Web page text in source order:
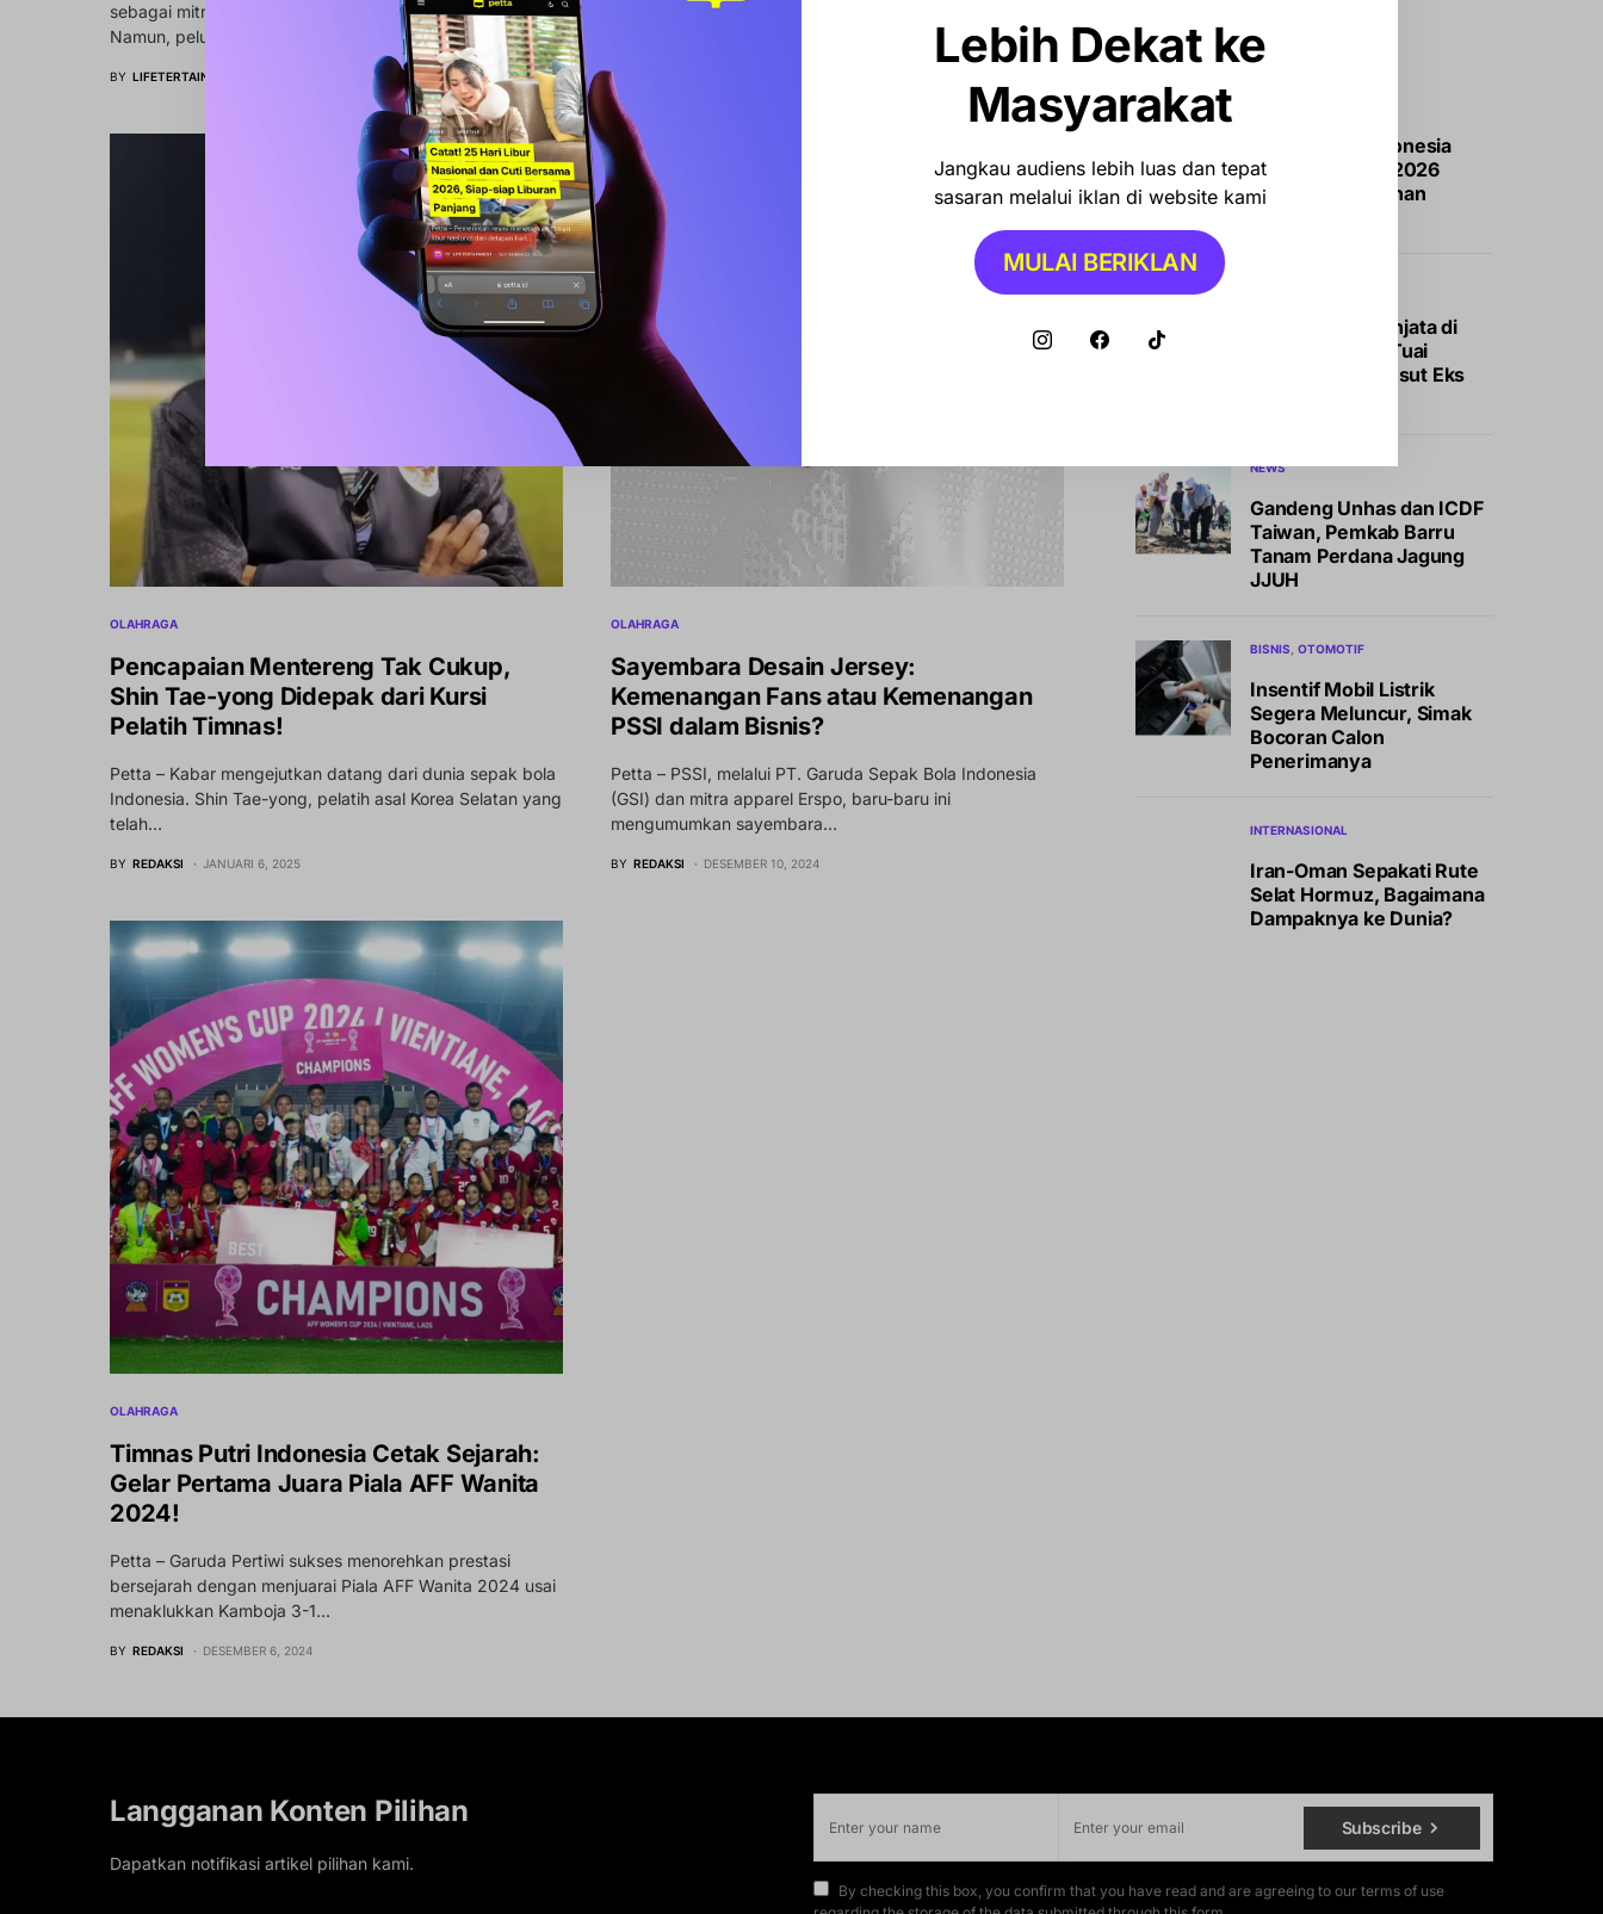
sebagai mitra apparel Timnas Indonesia hingga 2030.
Namun, peluncuran yang…
BY LIFETERTAINMENT
melantik Menteri Pemuda dan Olahraga (Menpora) baru,
BY
OLAHRAGA
Pencapaian Mentereng Tak Cukup,
Shin Tae-yong Didepak dari Kursi
Pelatih Timnas!
Petta – Kabar mengejutkan datang dari dunia sepak bola
Indonesia. Shin Tae-yong, pelatih asal Korea Selatan yang
telah…
BY REDAKSI JANUARI 6, 2025
OLAHRAGA
Sayembara Desain Jersey:
Kemenangan Fans atau Kemenangan
PSSI dalam Bisnis?
Petta – PSSI, melalui PT. Garuda Sepak Bola Indonesia
(GSI) dan mitra apparel Erspo, baru-baru ini
mengumumkan sayembara…
BY REDAKSI DESEMBER 10, 2024
OLAHRAGA
Timnas Putri Indonesia Cetak Sejarah:
Gelar Pertama Juara Piala AFF Wanita
2024!
Petta – Garuda Pertiwi sukses menorehkan prestasi
bersejarah dengan menjuarai Piala AFF Wanita 2024 usai
menaklukkan Kamboja 3-1…
BY REDAKSI DESEMBER 6, 2024
Konten Terbaru
Asa Timnas Indonesia
Juara Piala AFF 2026
Pupus Usai Ditahan
Temuan 995 Senjata di
Sekolah Jaksel Tuai
Polemik, Polisi Usut Eks
NEWS
Gandeng Unhas dan ICDF
Taiwan, Pemkab Barru
Tanam Perdana Jagung
JJUH
BISNIS OTOMOTIF
Insentif Mobil Listrik
Segera Meluncur, Simak
Bocoran Calon
Penerimanya
INTERNASIONAL
Iran-Oman Sepakati Rute
Selat Hormuz, Bagaimana
Dampaknya ke Dunia?
Langganan Konten Pilihan
Dapatkan notifikasi artikel pilihan kami.
Subscribe
By checking this box, you confirm that you have read and are agreeing to our terms of use
Lebih Dekat ke
Masyarakat
Jangkau audiens lebih luas dan tepat
sasaran melalui iklan di website kami
MULAI BERIKLAN